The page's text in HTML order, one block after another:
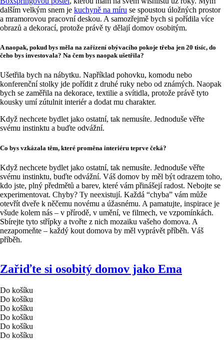
dalším velkým snem je kuchyně na míru se spoustou úložných prostor
a mramorovou pracovní deskou. A samozřejmě bych si pořídila více
obrazů a dekorací, protože právě ty dělají domov osobitým.
A naopak, pokud bys měla na zařízení obývacího pokoje třeba jen 20 tisíc, do
čeho bys investovala? Na čem bys naopak ušetřila?
Ušetřila bych na nábytku. Například pohovku, komodu nebo
konferenční stolky jde pořídit z druhé ruky nebo od známých. Naopak
bych se zaměřila na dekorace, textilie a svítidla, protože právě tyto
kousky umí zútulnit interiér a dodat mu charakter.
Když nechcete bydlet jako ostatní, tak nemusíte. Jednoduše věřte
svému instinktu a buďte odvážní.
Co bys vzkázala těm, které proměna interiéru teprve čeká?
Když nechcete bydlet jako ostatní, tak nemusíte. Jednoduše věřte
svému instinktu, buďte odvážní. Váš domov by měl být odrazem toho,
kdo jste, plný předmětů a barev, které vám přinášejí radost. Nebojte se
experimentovat. Chyby? Ty neexistují. Každá “chyba” vám může
otevřít dveře k něčemu novému a úžasnému. A pamatujte, inspirace je
všude kolem nás – v přírodě, v umění, ve filmech, ve vzpomínkách.
Sbírejte tyto střípky a tvořte z nich mozaiku vašeho domova. A
nezapomeňte – každý kout domova by měl vyprávět příběh. Váš
příběh.
Zařiďte si osobitý domov jako Ema
Do košíku
Do košíku
Do košíku
Do košíku
Do košíku
Do košíku